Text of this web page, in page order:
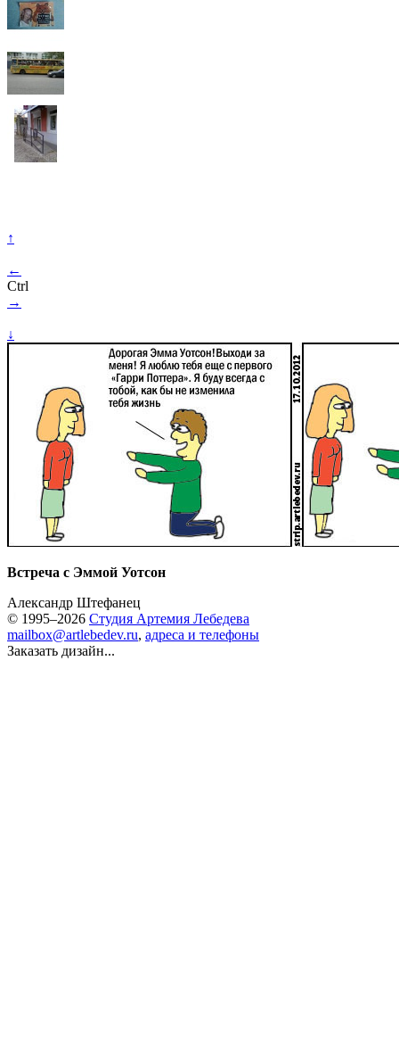
↑
←
Ctrl
→
↓
Встреча с Эммой Уотсон
Александр Штефанец
© 1995–2026 Студия Артемия Лебедева
mailbox@artlebedev.ru, адреса и телефоны
Заказать дизайн...